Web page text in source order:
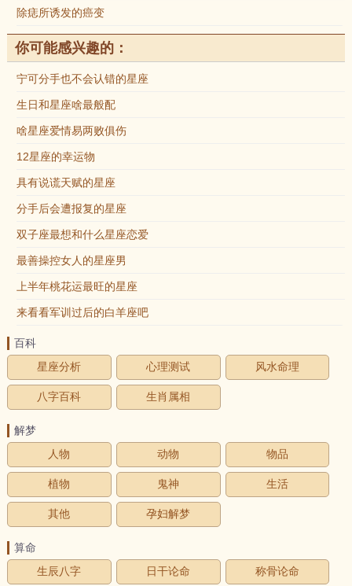
除痣所诱发的癌变
你可能感兴趣的：
宁可分手也不会认错的星座
生日和星座啥最般配
啥星座爱情易两败俱伤
12星座的幸运物
具有说谎天赋的星座
分手后会遭报复的星座
双子座最想和什么星座恋爱
最善操控女人的星座男
上半年桃花运最旺的星座
来看看军训过后的白羊座吧
百科
星座分析
心理测试 风水命理
八字百科 生肖属相
解梦
人物
动物 物品
植物 鬼神 生活
其他 孕妇解梦
算命
生辰八字
日干论命 称骨论命